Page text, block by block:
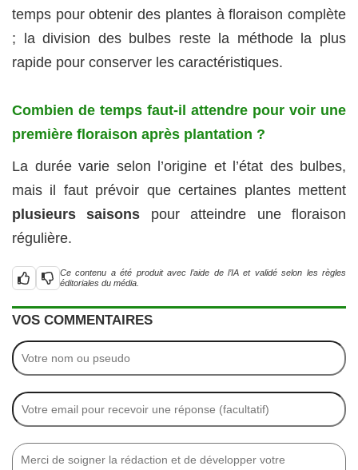
temps pour obtenir des plantes à floraison complète
; la division des bulbes reste la méthode la plus
rapide pour conserver les caractéristiques.
Combien de temps faut-il attendre pour voir une
première floraison après plantation ?
La durée varie selon l’origine et l’état des bulbes,
mais il faut prévoir que certaines plantes mettent
plusieurs saisons pour atteindre une floraison
régulière.
Ce contenu a été produit avec l’aide de l’IA et validé selon les règles
éditoriales du média.
VOS COMMENTAIRES